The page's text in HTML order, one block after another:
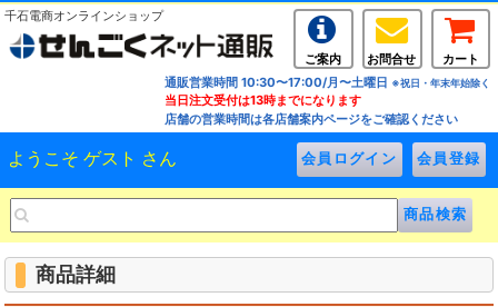
千石電商オンラインショップ
ご案内 お問合せ
カート
通販営業時間 10:30〜17:00/月〜土曜日 ※祝日・年末年始除く
当日注文受付は13時までになります
店舗の営業時間は各店舗案内ページをご確認ください
ようこそ ゲスト さん
商品詳細